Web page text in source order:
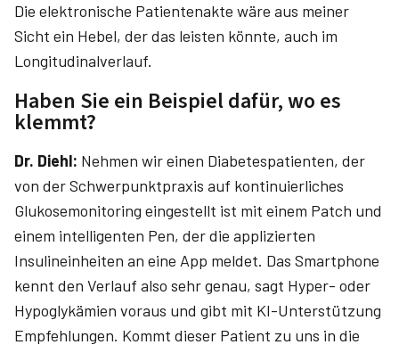
Die elektronische Patientenakte wäre aus meiner
Sicht ein Hebel, der das leisten könnte, auch im
Longitudinalverlauf.
Haben Sie ein Beispiel dafür, wo es
klemmt?
Dr. Diehl: Nehmen wir einen Diabetespatienten, der
von der Schwerpunktpraxis auf kontinuierliches
Glukosemonitoring eingestellt ist mit einem Patch und
einem intelligenten Pen, der die applizierten
Insulineinheiten an eine App meldet. Das Smartphone
kennt den Verlauf also sehr genau, sagt Hyper- oder
Hypoglyk­ämien voraus und gibt mit KI-Unterstützung
Empfehlungen. Kommt dieser Patient zu uns in die